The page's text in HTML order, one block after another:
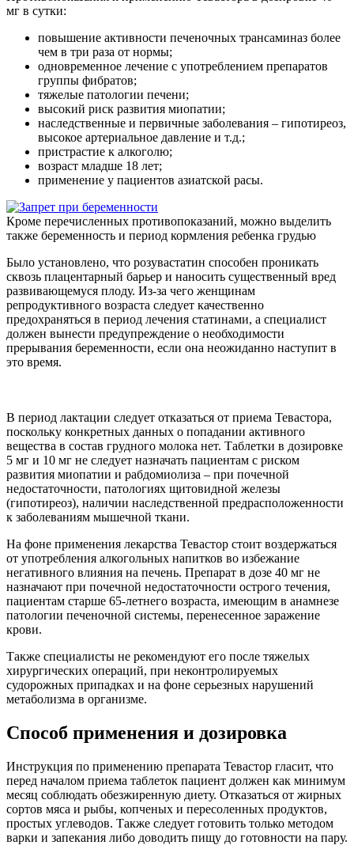
мг в сутки:
повышение активности печеночных трансаминаз более
чем в три раза от нормы;
одновременное лечение с употреблением препаратов
группы фибратов;
тяжелые патологии печени;
высокий риск развития миопатии;
наследственные и первичные заболевания – гипотиреоз,
высокое артериальное давление и т.д.;
пристрастие к алкоголю;
возраст младше 18 лет;
применение у пациентов азиатской расы.
Кроме перечисленных противопоказаний, можно выделить
также беременность и период кормления ребенка грудью
Было установлено, что розувастатин способен проникать
сквозь плацентарный барьер и наносить существенный вред
развивающемуся плоду. Из-за чего женщинам
репродуктивного возраста следует качественно
предохраняться в период лечения статинами, а специалист
должен вынести предупреждение о необходимости
прерывания беременности, если она неожиданно наступит в
это время.
В период лактации следует отказаться от приема Тевастора,
поскольку конкретных данных о попадании активного
вещества в состав грудного молока нет. Таблетки в дозировке
5 мг и 10 мг не следует назначать пациентам с риском
развития миопатии и рабдомиолиза – при почечной
недостаточности, патологиях щитовидной железы
(гипотиреоз), наличии наследственной предрасположенности
к заболеваниям мышечной ткани.
На фоне применения лекарства Тевастор стоит воздержаться
от употребления алкогольных напитков во избежание
негативного влияния на печень. Препарат в дозе 40 мг не
назначают при почечной недостаточности острого течения,
пациентам старше 65-летнего возраста, имеющим в анамнезе
патологии печеночной системы, перенесенное заражение
крови.
Также специалисты не рекомендуют его после тяжелых
хирургических операций, при неконтролируемых
судорожных припадках и на фоне серьезных нарушений
метаболизма в организме.
Способ применения и дозировка
Инструкция по применению препарата Тевастор гласит, что
перед началом приема таблеток пациент должен как минимум
месяц соблюдать обезжиренную диету. Отказаться от жирных
сортов мяса и рыбы, копченых и пересоленных продуктов,
простых углеводов. Также следует готовить только методом
варки и запекания либо доводить пищу до готовности на пару.